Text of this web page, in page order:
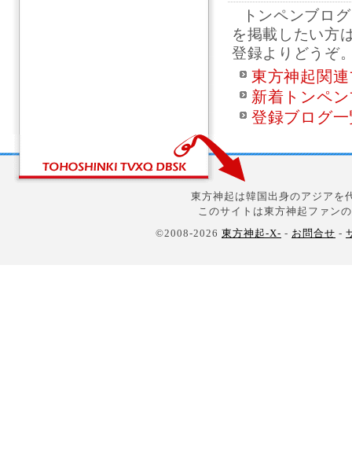
トンペンブロ
を掲載したい方
登録よりどうぞ
東方神起関
新着トンペ
登録ブログ
東方神起は韓国出身のアジアを
このサイトは東方神起ファン
©2008-2026 東方神起-X- - お問合せ -